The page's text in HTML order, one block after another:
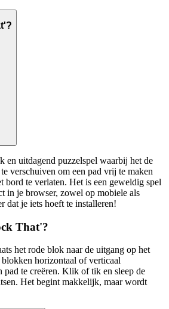
en uitdagend puzzelspel waarbij het de
verschuiven om een pad vrij te maken
bord te verlaten. Het is een geweldig spel
in je browser, zowel op mobiele als
dat je iets hoeft te installeren!
That'?
het rode blok naar de uitgang op het
blokken horizontaal of verticaal
pad te creëren. Klik of tik en sleep de
Het begint makkelijk, maar wordt